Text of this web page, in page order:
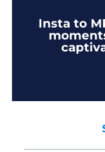
Insta to